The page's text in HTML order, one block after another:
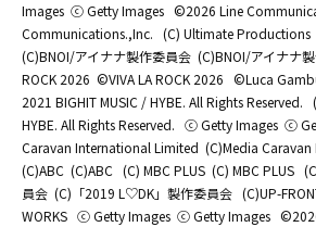
Images ⓒ Getty Images ©2026 Line
Communications.,Inc. (C) Ultimate Productions
(C)BNOI/アイナナ製作委員会 (C)BNOI/アイナナ
ROCK 2026 ©️VIVA LA ROCK 2026 ©Luca
2021 BIGHIT MUSIC / HYBE. All Rights Reserved.
HYBE. All Rights Reserved. ⓒ Getty Images ⓒ
Caravan International Limited (C)Media
(C)ABC (C)ABC (C) MBC PLUS (C) MBC PLUS
員会 (C)「2019 L♡DK」製作委員会 (C)UP-
WORKS ⓒ Getty Images ⓒ Getty Images